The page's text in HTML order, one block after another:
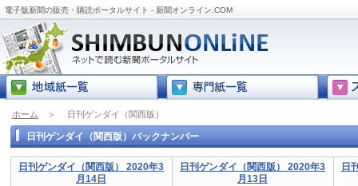
電子版新聞の販売・購読ポータルサイト - 新聞オンライン.COM
ホーム ＞ 日刊ゲンダイ（関西版）
日刊ゲンダイ（関西版）バックナンバー
日刊ゲンダイ（関西版） 2020年3
月14日
日刊ゲンダイ（関西版） 2020年3
月13日
日